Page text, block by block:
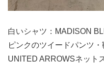
白いシャツ：MADISON
ピンクのツイードパンツ・
UNITED ARROWSネット